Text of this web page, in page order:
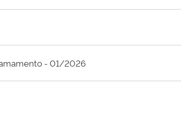
- 01/2026